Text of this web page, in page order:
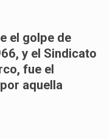
el golpe de
y el Sindicato
fue el
aquella